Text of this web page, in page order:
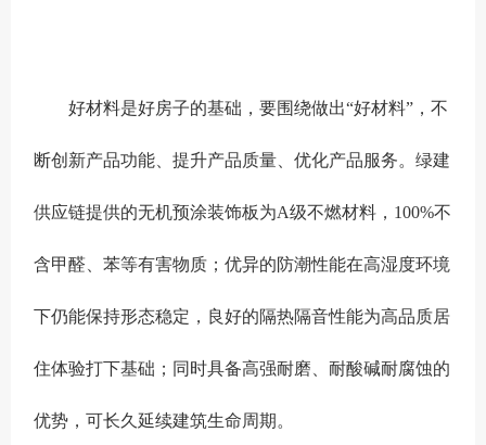
好材料是好房子的基础，要围绕做出“好材料”，不
断创新产品功能、提升产品质量、优化产品服务。绿建
供应链提供的无机预涂装饰板为A级不燃材料，100%不
含甲醛、苯等有害物质；优异的防潮性能在高湿度环境
下仍能保持形态稳定，良好的隔热隔音性能为高品质居
住体验打下基础；同时具备高强耐磨、耐酸碱耐腐蚀的
优势，可长久延续建筑生命周期。